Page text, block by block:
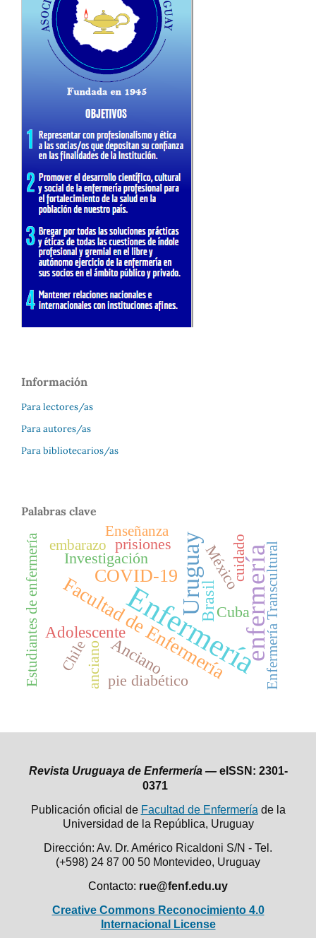
Información
Para lectores/as
Para autores/as
Para bibliotecarios/as
Palabras clave
Enfermería
enfermería
Uruguay
Facultad de Enfermería
COVID-19
Brasil
Adolescente
Anciano
pie diabético
Investigación
prisiones México
Cuba
anciano
Estudiantes de enfermería
Enseñanza
Enfermería Transcultural
Chile
cuidado
embarazo
Revista Uruguaya de Enfermería — eISSN: 2301-
0371
Publicación oficial de Facultad de Enfermería de la
Universidad de la República, Uruguay
Dirección: Av. Dr. Américo Ricaldoni S/N - Tel.
(+598) 24 87 00 50 Montevideo, Uruguay
Contacto: rue@fenf.edu.uy
Creative Commons Reconocimiento 4.0
Internacional License